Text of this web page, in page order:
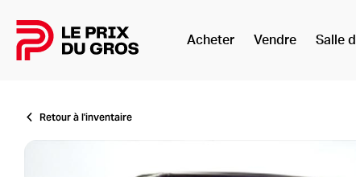
Accueil Acheter Vendre Salle
Retour à l'inventaire